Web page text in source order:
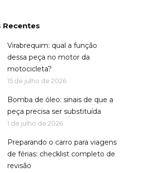
Recentes
Virabrequim: qual a função
dessa peça no motor da
motocicleta?
15 de julho de 2026
Bomba de óleo: sinais de que a
peça precisa ser substituída
1 de julho de 2026
Preparando o carro para viagens
de férias: checklist completo de
revisão